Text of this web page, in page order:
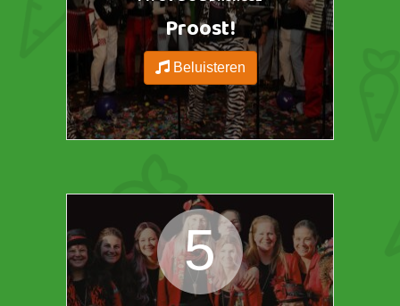
Proost!
Beluisteren
https://ggdp.nl/wp-content/uploads/2025/01/Hoes-150x150.jpeg
5